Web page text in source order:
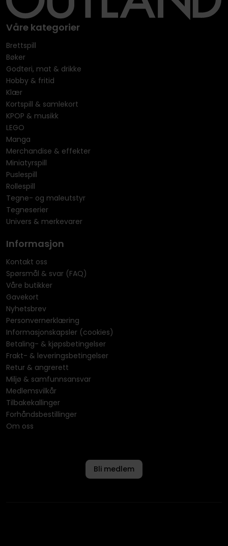
Våre kategorier
Brettspill
Bøker
Godteri, mat & drikke
Hobby & fritid
Klær
Kortspill & samlekort
KPOP & musikk
LEGO
Manga
Merchandise & effekter
Miniatyrspill
Puslespill
Rollespill
Tegne- og maleutstyr
Tegneserier
Univers & merkevarer
Informasjon
Kontakt oss
Spørsmål & svar (FAQ)
Våre butikker
Gavekort
Nyhetsbrev
Personvernerklæring
Informasjonskapsler (cookies)
Betaling- & kjøpsbetingelser
Frakt- & leveringsbetingelser
Retur & angrerett
Miljø & samfunnsansvar
Medlemsvilkår
Tilbakekallinger
Forhåndsbestillinger
Om oss
Bli medlem